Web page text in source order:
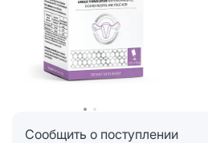
Сообщить о поступлении